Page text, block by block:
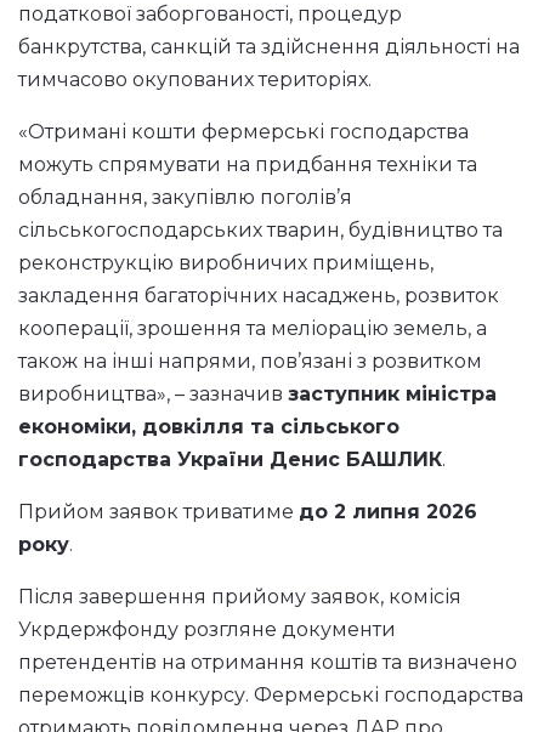
податкової заборгованості, процедур
банкрутства, санкцій та здійснення діяльності на
тимчасово окупованих територіях.
«Отримані кошти фермерські господарства
можуть спрямувати на придбання техніки та
обладнання, закупівлю поголів’я
сільськогосподарських тварин, будівництво та
реконструкцію виробничих приміщень,
закладення багаторічних насаджень, розвиток
кооперації, зрошення та меліорацію земель, а
також на інші напрями, пов’язані з розвитком
виробництва», – зазначив заступник міністра
економіки, довкілля та сільського
господарства України Денис БАШЛИК.
Прийом заявок триватиме до 2 липня 2026
року.
Після завершення прийому заявок, комісія
Укрдержфонду розгляне документи
претендентів на отримання коштів та визначено
переможців конкурсу. Фермерські господарства
отримають повідомлення через ДАР про